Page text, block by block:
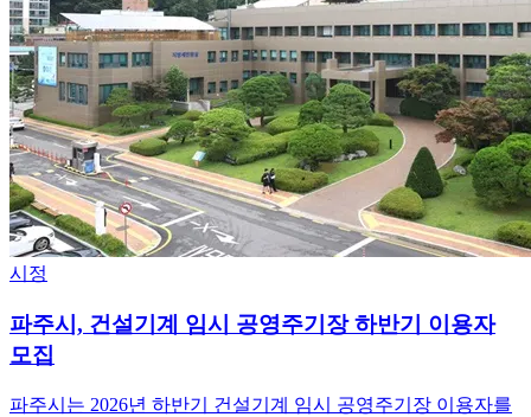
시정
파주시, 건설기계 임시 공영주기장 하반기 이용자
모집
파주시는 2026년 하반기 건설기계 임시 공영주기장 이용자를